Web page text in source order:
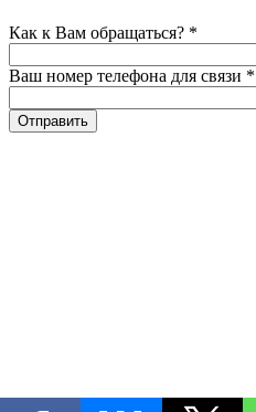
Как к Вам обращаться? *
Ваш номер телефона для связи *